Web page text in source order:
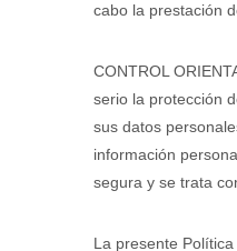
cabo la prestación
CONTROL
serio la protección
sus datos
información
segura y se trata
La presente